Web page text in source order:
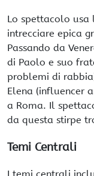
Lo spettacolo
intrecciare epica
Passando da
di Paolo e suo
problemi di
Elena (influencer
a Roma. Il
da questa stirpe
Temi Centrali